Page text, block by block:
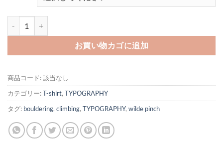
お買い物カゴに追加
商品コード:該当なし
カテゴリー:T-shirt, TYPOGRAPHY
タグ: bouldering, climbing, TYPOGRAPHY, wilde pinch